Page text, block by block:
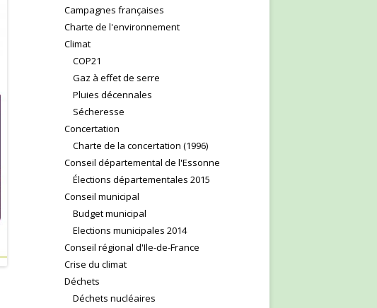
Campagnes françaises
Charte de l'environnement
Climat
COP21
Gaz à effet de serre
Pluies décennales
Sécheresse
Concertation
Charte de la concertation (1996)
Conseil départemental de l'Essonne
Élections départementales 2015
Conseil municipal
Budget municipal
Elections municipales 2014
Conseil régional d'Ile-de-France
Crise du climat
Déchets
Déchets nucléaires